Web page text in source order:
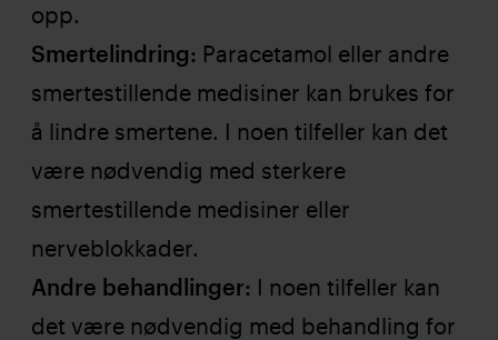
opp.
Smertelindring: Paracetamol eller andre
smertestillende medisiner kan brukes for
å lindre smertene. I noen tilfeller kan det
være nødvendig med sterkere
smertestillende medisiner eller
nerveblokkader.
Andre behandlinger: I noen tilfeller kan
det være nødvendig med behandling for